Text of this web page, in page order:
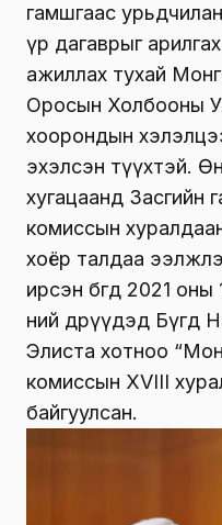
гамшгаас
үр дагаврыг
ажиллах тухай
Оросын Холбооны
хоорондын
эхэлсэн түүхтэй.
хугацаанд Засгийн
комиссын
хоёр талдаа
ирсэн бөгөөд 2021
ний өдрүүдэд Бүгд
Элиста хотноо
комиссын XVIII
байгуулсан.